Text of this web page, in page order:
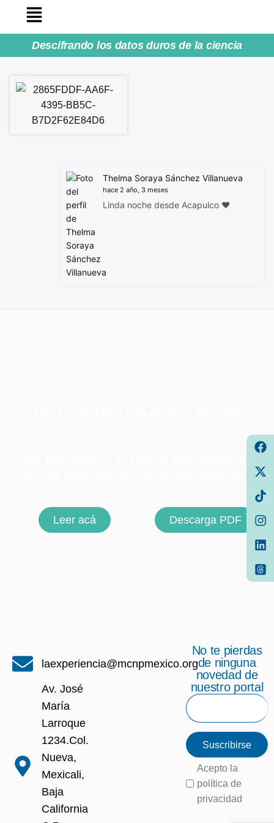
Descifrando los datos duros de la ciencia
Thelma Soraya Sánchez Villanueva
hace 2 año, 3 meses
Linda noche desde Acapulco ♥️
Leer acá Descarga PDF
laexperiencia@mcnpmexico.org
Av. José
María
Larroque
1234.Col.
Nueva,
Mexicali,
Baja
California
No te pierdas
de ninguna
novedad de
nuestro portal
Suscribirse
Acepto la
política de
privacidad